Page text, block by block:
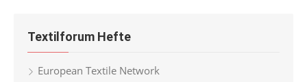
Textilforum Hefte
European Textile Network